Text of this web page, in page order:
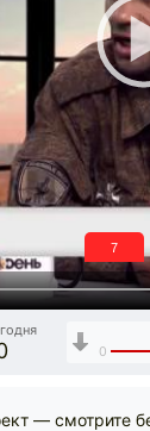
6
0
— смотрите